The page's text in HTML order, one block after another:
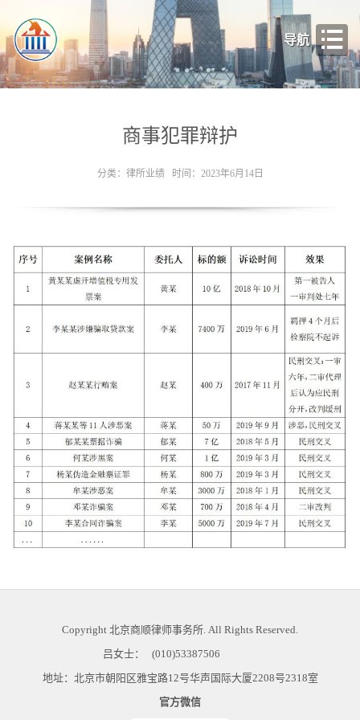
导航
商事犯罪辩护
分类：律所业绩 时间：2023年6月14日
Copyright 北京商顺律师事务所. All Rights Reserved.
吕女士：
(010)53387506
地址：北京市朝阳区雅宝路12号华声国际大厦2208号2318室
官方微信